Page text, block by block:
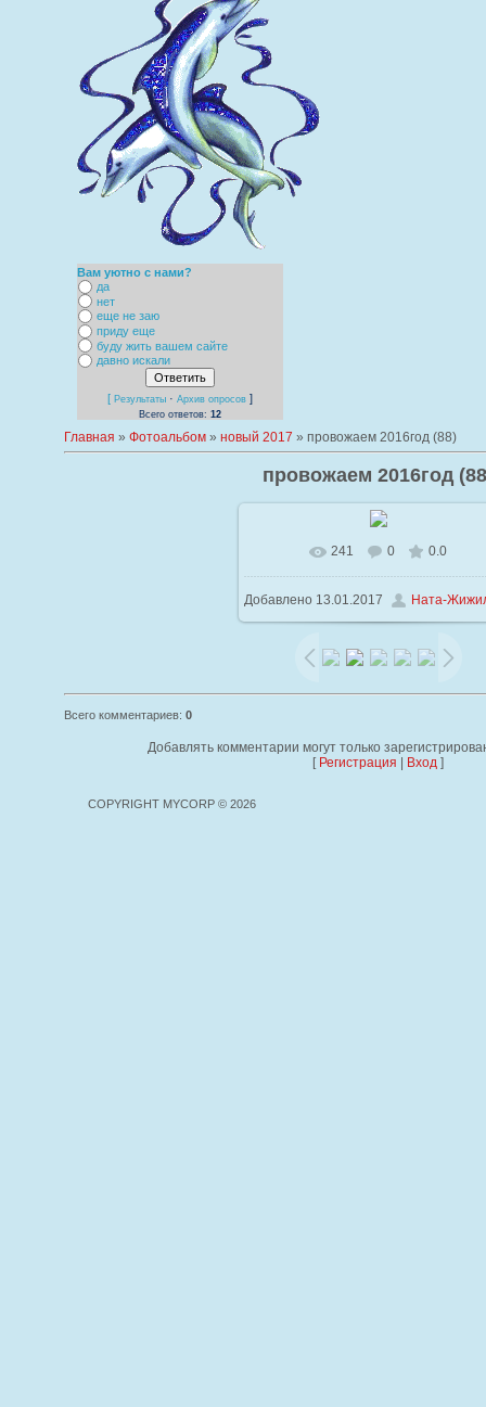
Вам уютно с нами?
да
нет
еще не заю
приду еще
буду жить вашем сайте
давно искали
[ Результаты· Архив опросов]
Всего ответов: 12
Главная » Фотоальбом» новый 2017 » провожаем 2016год (88)
провожаем 2016год
В реальном размере
80.0Kb
241 0 0.0
Добавлено 13.01.2017 Ната-
Всего комментариев: 0
Добавлять комментарии могут только
[ Регистрация Вход ]
COPYRIGHT MYCORP © 2026